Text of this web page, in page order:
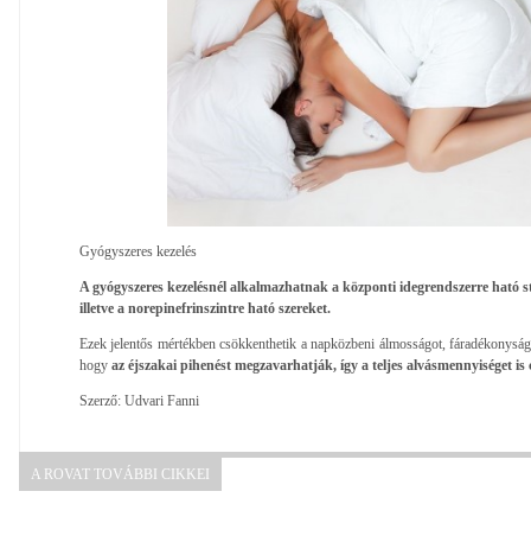
Gyógyszeres kezelés
A gyógyszeres kezelésnél alkalmazhatnak a központi idegrendszerre
illetve a norepinefrinszintre ható szereket.
Ezek jelentős mértékben csökkenthetik a napközbeni álmosságot,
hogy az éjszakai pihenést megzavarhatják, így a teljes alvásmennyiséget
Szerző: Udvari Fanni
A ROVAT TOVÁBBI CIKKEI